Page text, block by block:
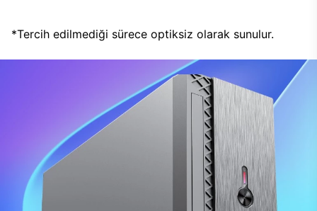
*Tercih edilmediği sürece optiksiz olarak sunulur.